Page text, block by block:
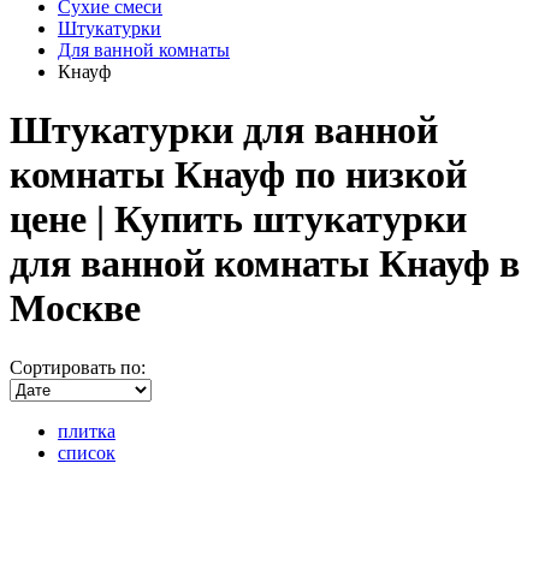
Сухие смеси
Штукатурки
Для ванной комнаты
Кнауф
Штукатурки для ванной
комнаты Кнауф по низкой
цене | Купить штукатурки
для ванной комнаты Кнауф в
Москве
Сортировать по:
плитка
список